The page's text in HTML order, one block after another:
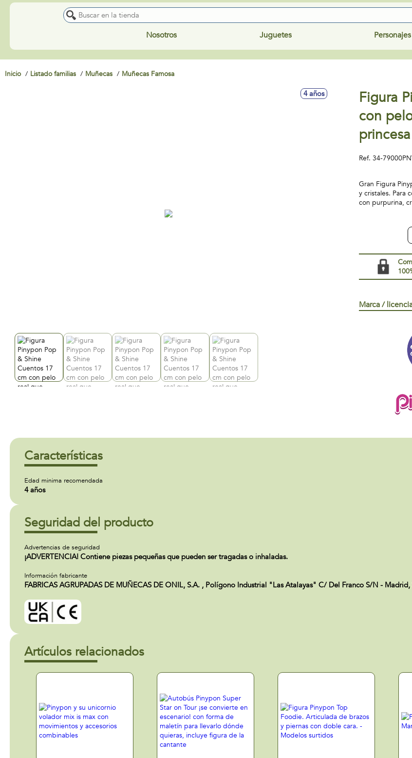
Nosotros Juguetes Personajes
Inicio Listado familias Muñecas Muñecas Famosa
4 años
Figura
con
Ref. 34-
Gran Figura
y cristales. Para
con purpurina,
Marca /
Características
Edad minima recomendada
4 años
Seguridad del producto
Advertencias de seguridad
¡ADVERTENCIA! Contiene piezas pequeñas que pueden ser tragadas o inhaladas.
Información fabricante
FABRICAS AGRUPADAS DE MUÑECAS DE ONIL, S.A. , Polígono Industrial "Las Atalayas" C/ Del Franco S/N -
Artículos relacionados